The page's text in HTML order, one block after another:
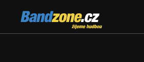
Bandzone.cz
žijeme hudbou